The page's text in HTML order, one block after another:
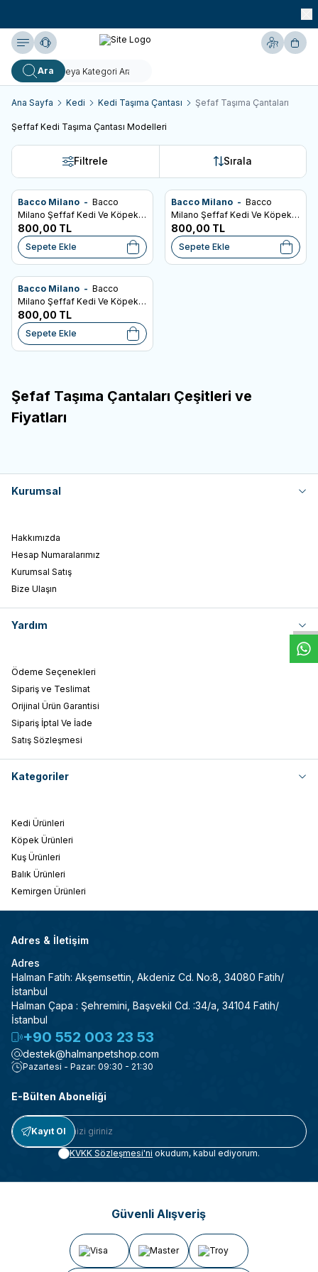
W
h
t
s
a
p
p
D
e
s
e
H
a
t
t
Yardım
Ara
Hesabım
Ana Sayfa Kedi Kedi Taşıma Çantası Şefaf Taşıma Çantaları
Şeffaf Kedi Taşıma Çantası Modelleri
Filtrele Sırala
Favorilere Ekle
Bacco Milano - Bacco
Milano Şeffaf Kedi Ve Köpek
Çantası Mor
800,00 TL
Sepete Ekle
Favorilere Ekle
Bacco Milano - Bacco
Milano Şeffaf Kedi Ve Köpek
Çantası Pembe
800,00 TL
Sepete Ekle
Favorilere Ekle
Bacco Milano - Bacco
Milano Şeffaf Kedi Ve Köpek
Çantası Sarı
800,00 TL
Sepete Ekle
Şefaf Taşıma Çantaları Çeşitleri ve
Fiyatları
Kurumsal
Hakkımızda
Hesap Numaralarımız
Kurumsal Satış
Bize Ulaşın
Yardım
Ödeme Seçenekleri
Sipariş ve Teslimat
Orijinal Ürün Garantisi
Sipariş İptal Ve İade
Satış Sözleşmesi
Kategoriler
Kedi Ürünleri
Köpek Ürünleri
Kuş Ürünleri
Balık Ürünleri
Kemirgen Ürünleri
Adres & İletişim
Adres
Halman Fatih: Akşemsettin, Akdeniz Cd. No:8, 34080 Fatih/
İstanbul
Halman Çapa : Şehremini, Başvekil Cd. :34/a, 34104 Fatih/
İstanbul
+90 552 003 23 53
destek@halmanpetshop.com
Pazartesi - Pazar: 09:30 - 21:30
E-Bülten Aboneliği
Kayıt Ol
KVKK Sözleşmesi'ni okudum, kabul ediyorum.
Güvenli Alışveriş